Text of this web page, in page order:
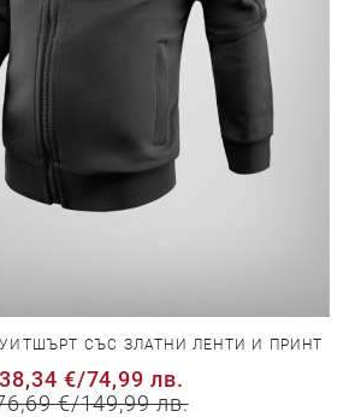
СЪС ЗЛАТНИ ЛЕНТИ И ПРИНТ
38,34 €/74,99 лв.
€/149,99 лв.